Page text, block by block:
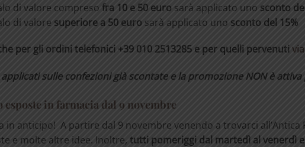
di valore compreso fra 10 e 50 euro sarà applicato uno sconto
di valore superiore a 50 euro sarà applicato uno sconto del 15%
per gli ordini telefonici +39 010 2513285 e per quelli pervenuti
sulle confezioni già scontate e la promozione NON è
in farmacia dal 9 novembre
in anticipo! A partire dal 9 novembre venendo a trovarci
e molte altre idee. Inoltre, tutti pomeriggi dal martedì al venerdì